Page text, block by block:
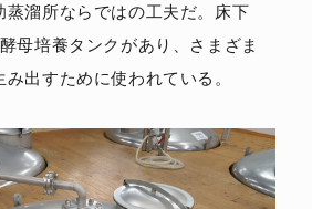
蒸溜所ならではの工夫だ。床下
母培養タンクがあり、さまざま
出すために使われている。